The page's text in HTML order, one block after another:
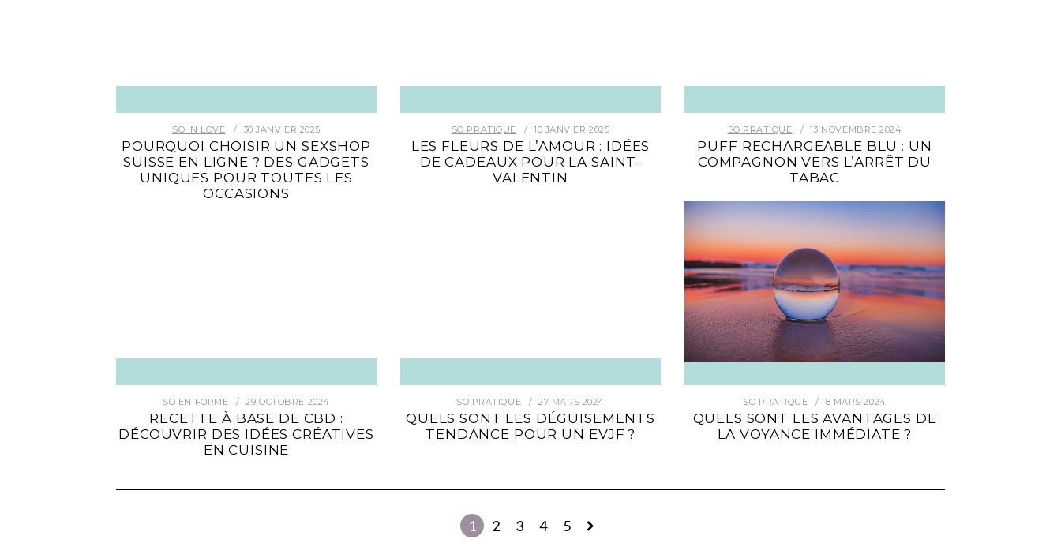
SO IN LOVE 30 JANVIER 2025
POURQUOI CHOISIR UN SEXSHOP
SUISSE EN LIGNE ? DES GADGETS
UNIQUES POUR TOUTES LES
OCCASIONS
SO PRATIQUE 10 JANVIER 2025
LES FLEURS DE L’AMOUR : IDÉES
DE CADEAUX POUR LA SAINT-
VALENTIN
SO PRATIQUE 13 NOVEMBRE 2024
PUFF RECHARGEABLE BLU : UN
COMPAGNON VERS L’ARRÊT DU
TABAC
SO EN FORME 29 OCTOBRE 2024
RECETTE À BASE DE CBD :
DÉCOUVRIR DES IDÉES CRÉATIVES
EN CUISINE
SO PRATIQUE 27 MARS 2024
QUELS SONT LES DÉGUISEMENTS
TENDANCE POUR UN EVJF ?
SO PRATIQUE 8 MARS 2024
QUELS SONT LES AVANTAGES DE
LA VOYANCE IMMÉDIATE ?
1 2 3 4 5